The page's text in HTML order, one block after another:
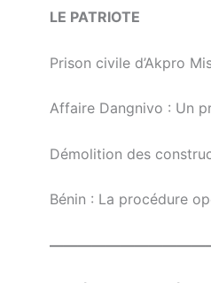
LE PATRIOTE
Prison civile d’Akpro
Affaire Dangnivo : Un
Démolition des
Bénin : La procédure